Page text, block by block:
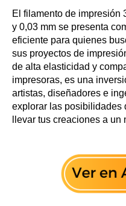
El filamento de impresión
y 0,03 mm se presenta
eficiente para quienes
sus proyectos de
de alta elasticidad y
impresoras, es una
artistas, diseñadores e
explorar las posibilidades
llevar tus creaciones a un